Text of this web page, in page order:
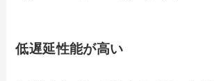
低遅延性能が高い